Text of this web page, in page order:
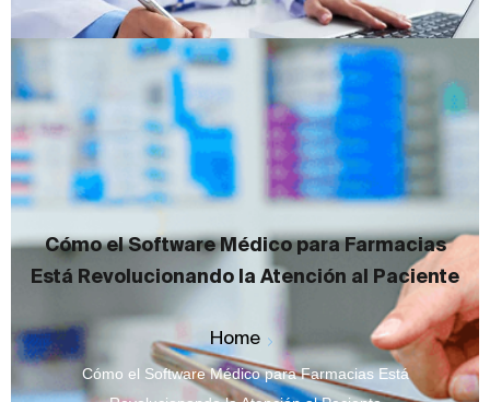
Cómo el Software Médico para Farmacias
Está Revolucionando la Atención al Paciente
Home
Cómo el Software Médico para Farmacias Está